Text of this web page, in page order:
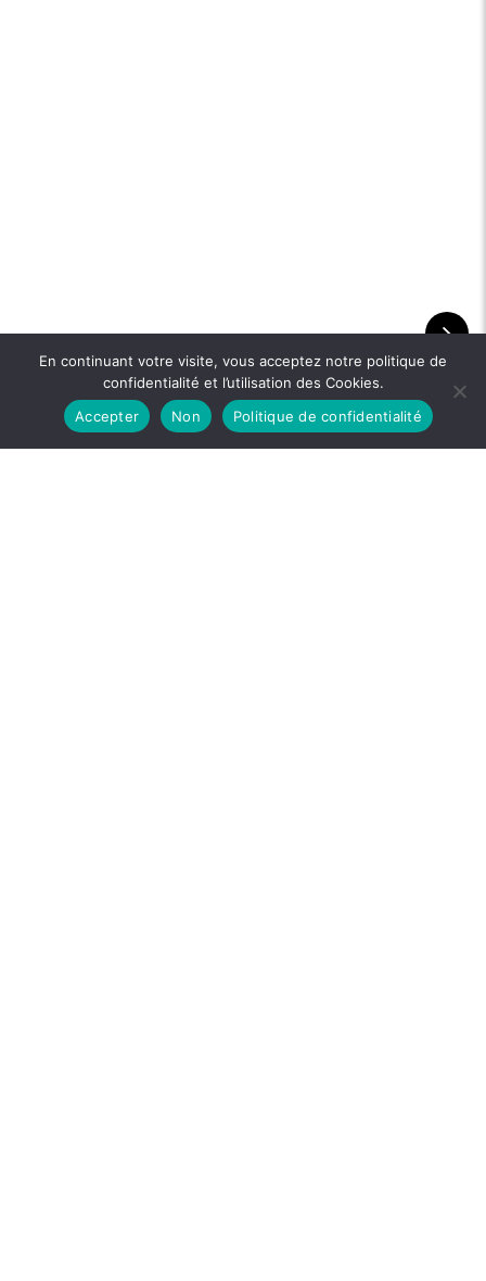
En continuant votre visite, vous acceptez notre politique de
confidentialité et l’utilisation des Cookies.
Accepter
Non Politique de confidentialité